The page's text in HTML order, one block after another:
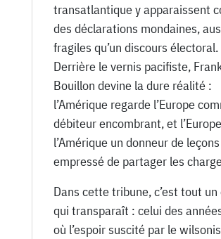
transatlantique y apparaissent
des déclarations mondaines,
fragiles qu’un discours électoral.
Derrière le vernis pacifiste,
Bouillon devine la dure réalité :
l’Amérique regarde l’Europe
débiteur encombrant, et
l’Amérique un donneur de
empressé de partager les
Dans cette tribune, c’est tout
qui transparaît : celui des
où l’espoir suscité par le